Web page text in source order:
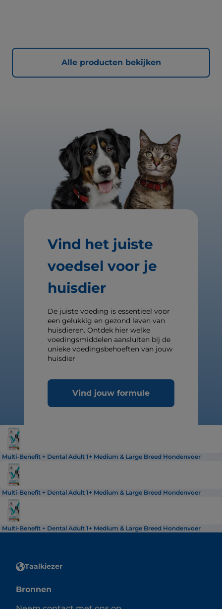
beste ondersteuning voor nu en de toekomst.
Alle producten bekijken
Vind het juiste
voedsel voor je
huisdier
De juiste voeding is essentieel voor
een gelukkig en gezond leven van
huisdieren. Ontdek hier welke
voedingsmiddelen aansluiten bij de
unieke voedingsbehoeften van jouw
huisdier
Vind jouw formule
Multi-Benefit + Dental Adult 1+ Medium & Large Breed Hondenvoer
Multi-Benefit + Dental Adult 1+ Medium & Large Breed Hondenvoer
Multi-Benefit + Dental Adult 1+ Medium & Large Breed Hondenvoer
Taalkiezer
Bronnen